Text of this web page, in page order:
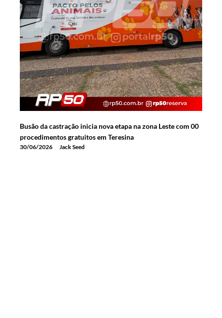
Busão da castração inicia nova etapa na zona Leste com 00
procedimentos gratuitos em Teresina
30/06/2026 Jack Seed